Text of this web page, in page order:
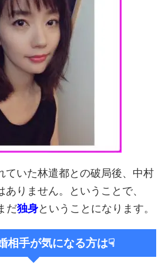
ていた林遣都との破局後、中村
りません。ということで、
だ独身ということになります。
相手が気になる方は☟